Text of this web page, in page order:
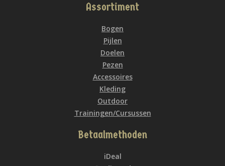
Assortiment
Bogen
Pijlen
Doelen
Pezen
Accessoires
Kleding
Outdoor
Trainingen/Cursussen
Betaalmethoden
iDeal